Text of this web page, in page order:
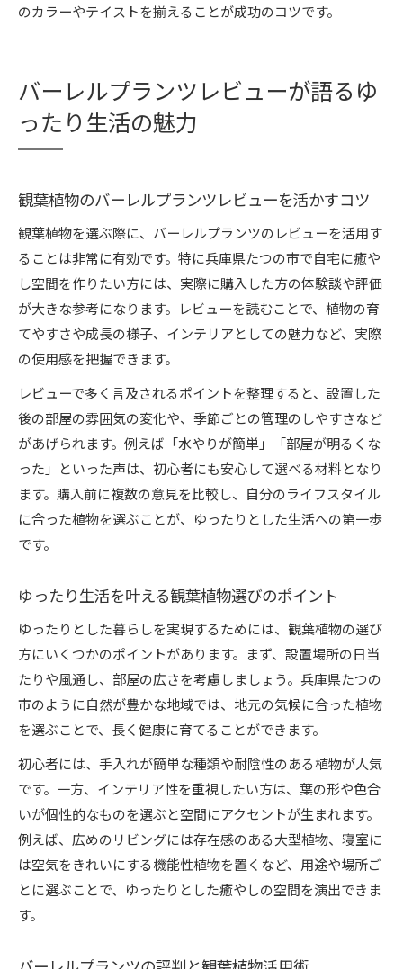
のカラーやテイストを揃えることが成功のコツです。
バーレルプランツレビューが語るゆ
ったり生活の魅力
観葉植物のバーレルプランツレビューを活かすコツ
観葉植物を選ぶ際に、バーレルプランツのレビューを活用す
ることは非常に有効です。特に兵庫県たつの市で自宅に癒や
し空間を作りたい方には、実際に購入した方の体験談や評価
が大きな参考になります。レビューを読むことで、植物の育
てやすさや成長の様子、インテリアとしての魅力など、実際
の使用感を把握できます。
レビューで多く言及されるポイントを整理すると、設置した
後の部屋の雰囲気の変化や、季節ごとの管理のしやすさなど
があげられます。例えば「水やりが簡単」「部屋が明るくな
った」といった声は、初心者にも安心して選べる材料となり
ます。購入前に複数の意見を比較し、自分のライフスタイル
に合った植物を選ぶことが、ゆったりとした生活への第一歩
です。
ゆったり生活を叶える観葉植物選びのポイント
ゆったりとした暮らしを実現するためには、観葉植物の選び
方にいくつかのポイントがあります。まず、設置場所の日当
たりや風通し、部屋の広さを考慮しましょう。兵庫県たつの
市のように自然が豊かな地域では、地元の気候に合った植物
を選ぶことで、長く健康に育てることができます。
初心者には、手入れが簡単な種類や耐陰性のある植物が人気
です。一方、インテリア性を重視したい方は、葉の形や色合
いが個性的なものを選ぶと空間にアクセントが生まれます。
例えば、広めのリビングには存在感のある大型植物、寝室に
は空気をきれいにする機能性植物を置くなど、用途や場所ご
とに選ぶことで、ゆったりとした癒やしの空間を演出できま
す。